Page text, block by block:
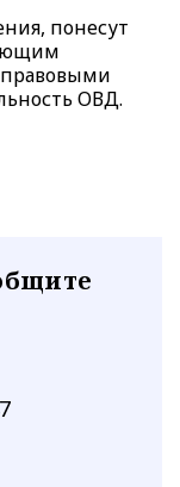
понесут
ОВД.